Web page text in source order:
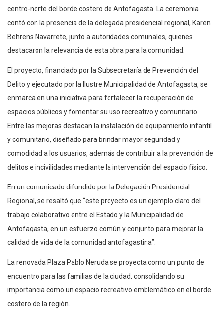
centro-norte del borde costero de Antofagasta. La ceremonia
contó con la presencia de la delegada presidencial regional, Karen
Behrens Navarrete, junto a autoridades comunales, quienes
destacaron la relevancia de esta obra para la comunidad.
El proyecto, financiado por la Subsecretaría de Prevención del
Delito y ejecutado por la Ilustre Municipalidad de Antofagasta, se
enmarca en una iniciativa para fortalecer la recuperación de
espacios públicos y fomentar su uso recreativo y comunitario.
Entre las mejoras destacan la instalación de equipamiento infantil
y comunitario, diseñado para brindar mayor seguridad y
comodidad a los usuarios, además de contribuir a la prevención de
delitos e incivilidades mediante la intervención del espacio físico.
En un comunicado difundido por la Delegación Presidencial
Regional, se resaltó que “este proyecto es un ejemplo claro del
trabajo colaborativo entre el Estado y la Municipalidad de
Antofagasta, en un esfuerzo común y conjunto para mejorar la
calidad de vida de la comunidad antofagastina”.
La renovada Plaza Pablo Neruda se proyecta como un punto de
encuentro para las familias de la ciudad, consolidando su
importancia como un espacio recreativo emblemático en el borde
costero de la región.